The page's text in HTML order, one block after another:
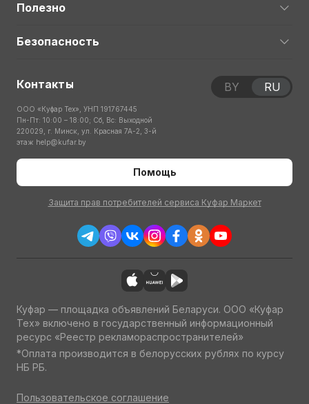
Полезно
Безопасность
Контакты
ООО «Куфар Тех», УНП 191767445
Пн-Пт: 10:00 – 18:00; Сб, Вс: Выходной
220029, г. Минск, ул. Красная 7А-2, 3-й
этаж help@kufar.by
Помощь
Защита прав потребителей сервиса Куфар Маркет
BY RU
Куфар — площадка объявлений Беларуси. ООО «Куфар
Тех» включено в государственный информационный
ресурс «Реестр рекламораспространителей»
*Оплата производится в белорусских рублях по курсу
НБ РБ.
Пользовательское соглашение